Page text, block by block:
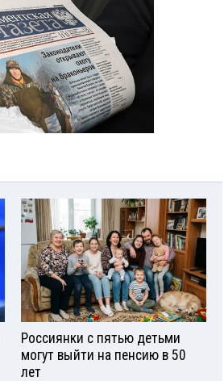
Россиянки с пятью детьми
могут выйти на пенсию в 50
лет